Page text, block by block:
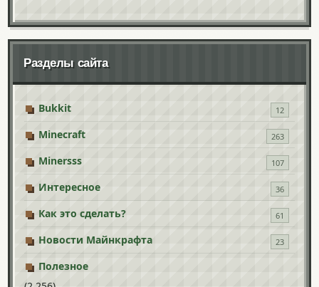
Разделы сайта
Bukkit 12
Minecraft 263
Minersss 107
Интересное 36
Как это сделать? 61
Новости Майнкрафта 23
Полезное